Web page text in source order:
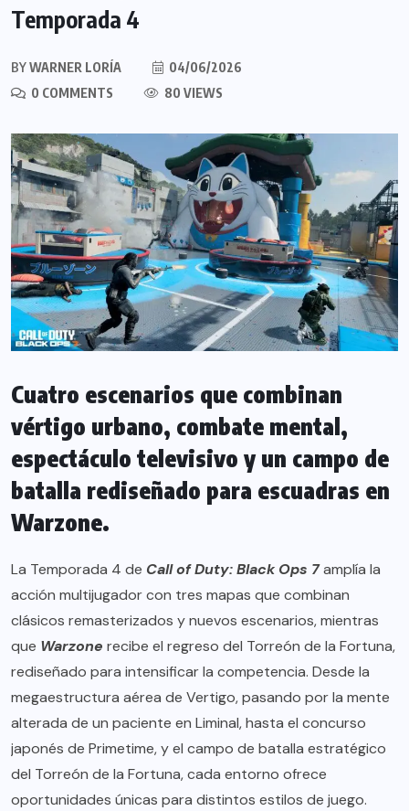
Temporada 4
BYWARNER LORÍA
04/06/2026
0 COMMENTS
80 VIEWS
Cuatro escenarios que combinan
vértigo urbano, combate mental,
espectáculo televisivo y un campo de
batalla rediseñado para escuadras en
Warzone.
La Temporada 4 de Call of Duty: Black Ops 7amplía la
acción multijugador con tres mapas que combinan
clásicos remasterizados y nuevos escenarios, mientras
que Warzone recibe el regreso del Torreón de la Fortuna,
rediseñado para intensificar la competencia. Desde la
megaestructura aérea de Vertigo, pasando por la mente
alterada de un paciente en Liminal, hasta el concurso
japonés de Primetime, y el campo de batalla estratégico
del Torreón de la Fortuna, cada entorno ofrece
oportunidades únicas para distintos estilos de juego.